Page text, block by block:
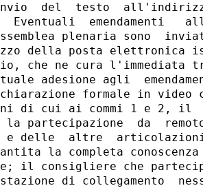
del  testo
emendamenti
plenaria sono
della posta elettronica
che ne cura l'immediata
adesione agli
formale in video
di cui ai commi 1 e 2, il
la partecipazione  da
e delle  altre
la completa
il consigliere che
di collegamento